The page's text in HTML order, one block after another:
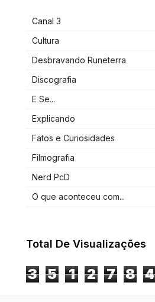
Canal 3
Cultura
Desbravando Runeterra
Discografia
E Se...
Explicando
Fatos e Curiosidades
Filmografia
Nerd PcD
O que aconteceu com...
Total De Visualizações
3 5 1 2 7 8 4